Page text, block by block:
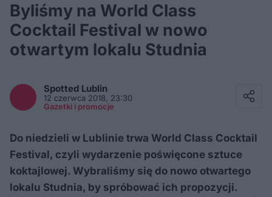
Byliśmy na World Class
Cocktail Festival w nowo
otwartym lokalu Studnia
Spotted Lublin
12 czerwca 2018, 23:30
Gazetki i promocje
Do niedzieli w Lublinie trwa World Class Cocktail
Festival, czyli wydarzenie poświęcone sztuce
koktajlowej. Wybraliśmy się do nowo otwartego
lokalu Studnia, by spróbować ich propozycji.